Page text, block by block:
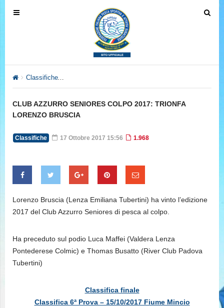
T
v
g
a
T
Classifiche
CLUB AZZURRO SENIORES COLPO 2017: TRIONFA
LORENZO BRUSCIA
Classifiche 17 Ottobre 2017 15:56 1.968
Lorenzo Bruscia (Lenza Emiliana Tubertini) ha vinto l’edizione
2017 del Club Azzurro Seniores di pesca al colpo.
Ha preceduto sul podio Luca Maffei (Valdera Lenza
Pontederese Colmic) e Thomas Busatto (River Club Padova
Tubertini)
Classifica finale
Classifica 6ª Prova – 15/10/2017 Fiume Mincio